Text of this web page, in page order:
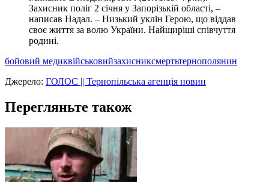
Захисник поліг 2 січня у Запорізькій області, –
написав Надал. – Низький уклін Герою, що віддав
своє життя за волю України. Найщиріші співчуття
родині.
бойовий медиквійськовийзахисниксмертьтернополянин
Джерело: ГОЛОС || Тернопільська агенція новин
Перегляньте також